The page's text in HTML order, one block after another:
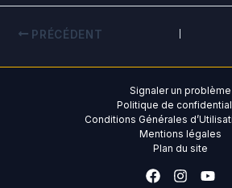
PRÉCÉDENT
Signaler un problème
Politique de
Conditions Générales
Mentions légales
Plan du site